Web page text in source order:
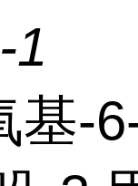
1
基-